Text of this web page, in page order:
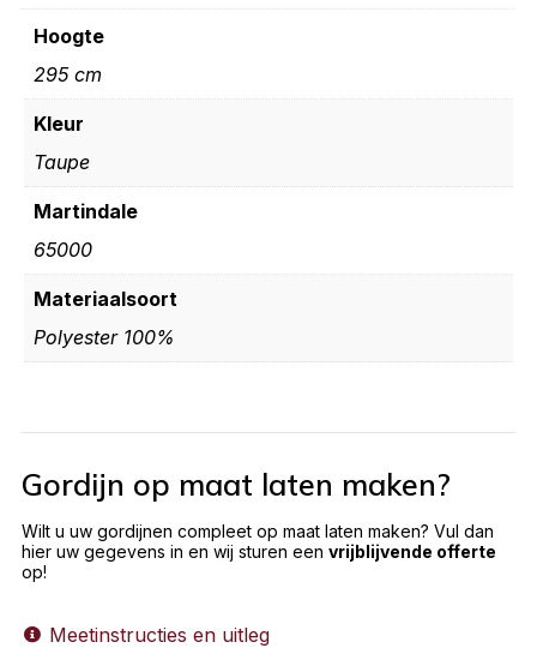
Hoogte
295 cm
Kleur
Taupe
Martindale
65000
Materiaalsoort
Polyester 100%
Gordijn op maat laten maken?
Wilt u uw gordijnen compleet op maat laten maken? Vul dan
hier uw gegevens in en wij sturen een vrijblijvende offerte
op!
Meetinstructies en uitleg